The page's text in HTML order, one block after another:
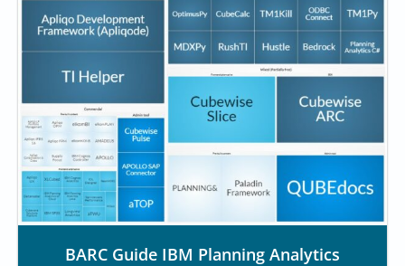
BARC Guide IBM Planning Analytics